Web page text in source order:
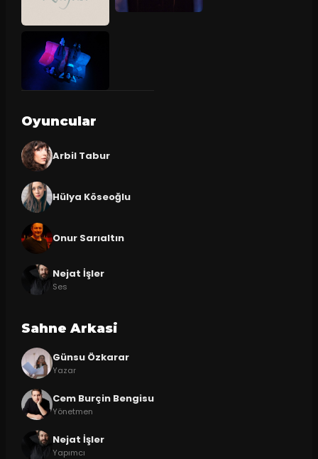
Oyuncular
Arbil Tabur
Hülya Köseoğlu
Onur Sarıaltın
Nejat İşler
Ses
Sahne Arkasi
Günsu Özkarar
Yazar
Cem Burçin Bengisu
Yönetmen
Nejat İşler
Yapımcı